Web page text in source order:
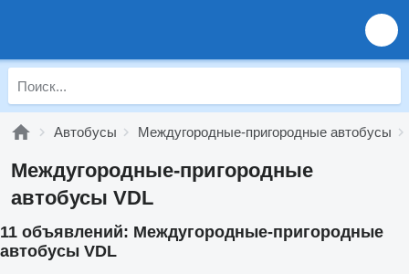
Автобусы Междугородные-пригородные автобусы
Междугородные-пригородные
автобусы VDL
11 объявлений: Междугородные-пригородные
автобусы VDL